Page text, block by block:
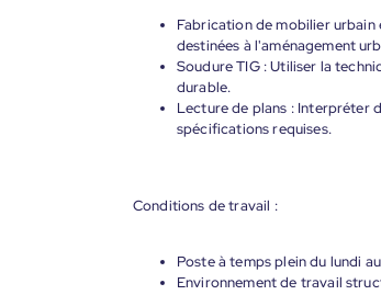
Fabrication de mobilier
destinées à l'aménagement
Soudure TIG : Utiliser la
durable.
Lecture de plans : Interpréter
spécifications requises.
Conditions de travail :
Poste à temps plein du lundi
Environnement de travail